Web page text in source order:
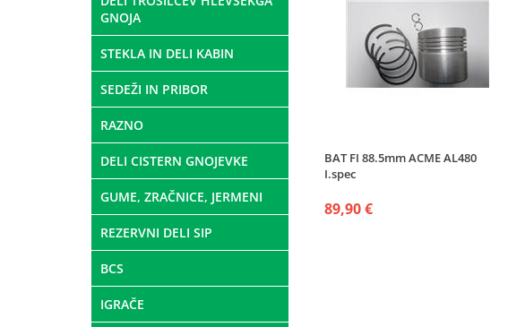
GNOJA
STEKLA IN DELI KABIN
SEDEŽI IN PRIBOR
RAZNO
DELI CISTERN GNOJEVKE
GUME, ZRAČNICE, JERMENI
REZERVNI DELI SIP
BCS
IGRAČE
BAT FI 88.5mm ACME AL480
I.spec
89,90 €